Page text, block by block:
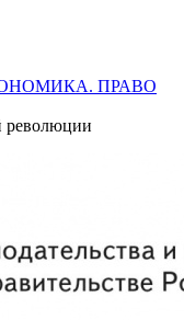
ПРАВО
революции